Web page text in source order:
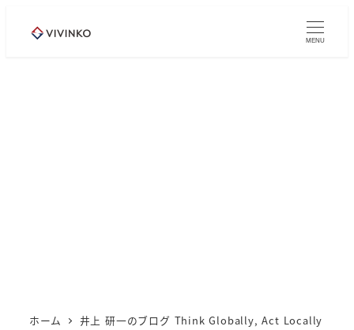
MENU
ホーム
井上 研一のブログ Think Globally, Act Locally